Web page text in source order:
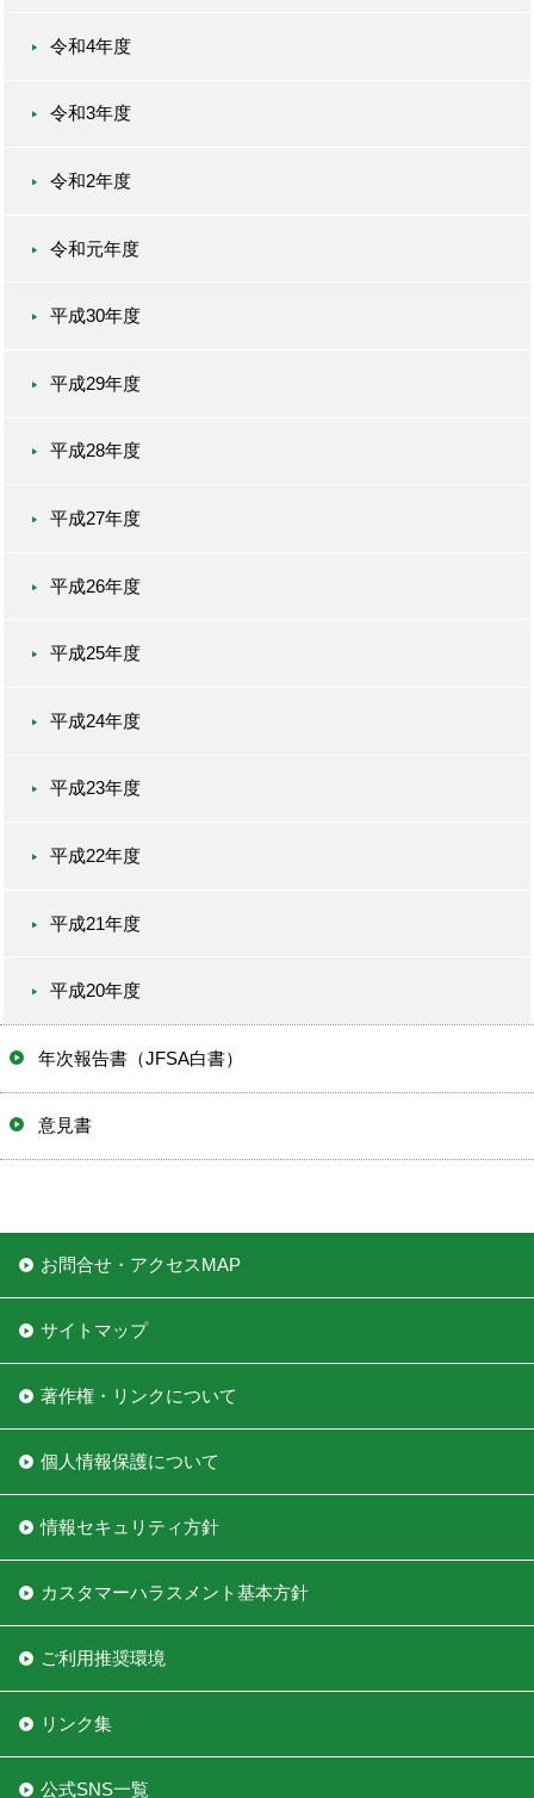
令和4年度
令和3年度
令和2年度
令和元年度
平成30年度
平成29年度
平成28年度
平成27年度
平成26年度
平成25年度
平成24年度
平成23年度
平成22年度
平成21年度
平成20年度
年次報告書（JFSA白書）
意見書
お問合せ・アクセスMAP
サイトマップ
著作権・リンクについて
個人情報保護について
情報セキュリティ方針
カスタマーハラスメント基本方針
ご利用推奨環境
リンク集
公式SNS一覧